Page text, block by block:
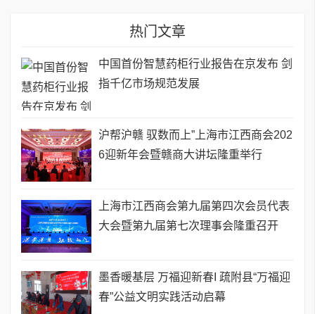
热门文章
中国首份智慧药柜行业报告在京发布 剑
指千亿市场规范发展
沪帮沪赣 驭数而上”上海市江西商会202
6迎新年会暨赣商大讲坛隆重举行
​上海市江西商会第九届第四次会员代表
大会暨第九届第七次理事会隆重召开
墨香暖基层 万福迎新春I 疏附县“万福迎
春”公益文明实践活动启幕